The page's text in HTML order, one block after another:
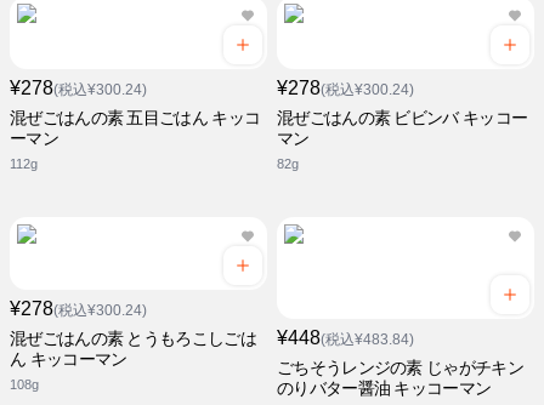
¥278(税込¥300.24)
混ぜごはんの素 五目ごはん キッコ
ーマン
112g
¥278(税込¥300.24)
混ぜごはんの素 ビビンバ キッコー
マン
82g
¥278(税込¥300.24)
混ぜごはんの素 とうもろこしごは
ん キッコーマン
108g
¥448(税込¥483.84)
ごちそうレンジの素 じゃがチキン
のりバター醤油 キッコーマン